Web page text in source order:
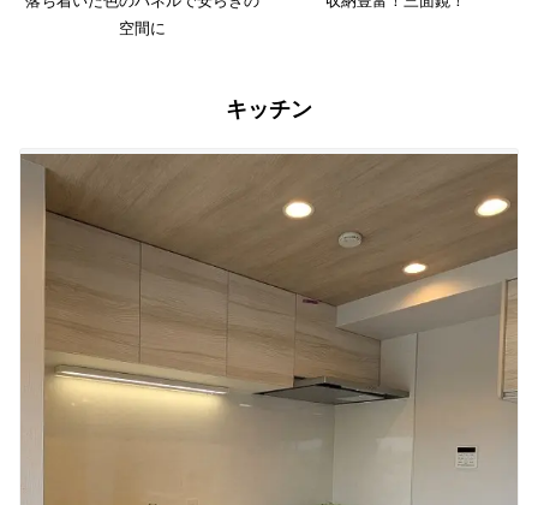
空間に
キッチン